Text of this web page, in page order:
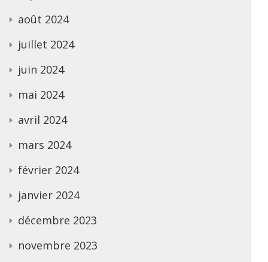
août 2024
juillet 2024
juin 2024
mai 2024
avril 2024
mars 2024
février 2024
janvier 2024
décembre 2023
novembre 2023